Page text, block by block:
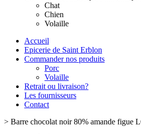
Chat
Chien
Volaille
Accueil
Epicerie de Saint Erblon
Commander nos produits
Porc
Volaille
Retrait ou livraison?
Les fournisseurs
Contact
> Barre chocolat noir 80% amande figue